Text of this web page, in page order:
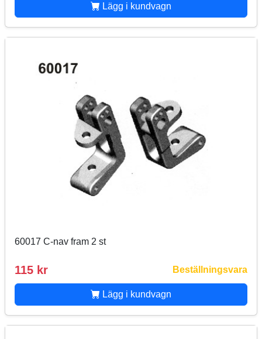
Lägg i kundvagn
60017 C-nav fram 2 st
115 kr Beställningsvara
Lägg i kundvagn